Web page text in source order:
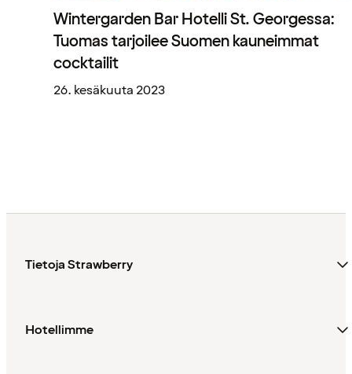
Wintergarden Bar Hotelli St. Georgessa:
Tuomas tarjoilee Suomen kauneimmat
cocktailit
26. kesäkuuta 2023
Tietoja Strawberry
Hotellimme